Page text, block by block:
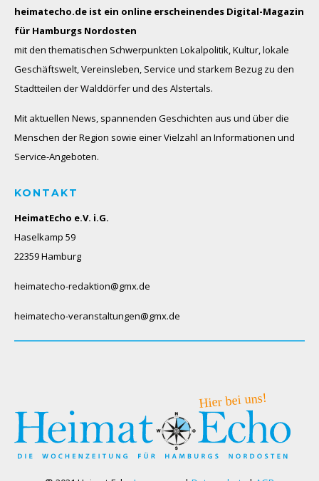
heimatecho.de ist ein online erscheinendes Digital-Magazin
für Hamburgs Nordosten
mit den thematischen Schwerpunkten Lokalpolitik, Kultur, lokale
Geschäftswelt, Vereinsleben, Service und starkem Bezug zu den
Stadtteilen der Walddörfer und des Alstertals.
Mit aktuellen News, spannenden Geschichten aus und über die
Menschen der Region sowie einer Vielzahl an Informationen und
Service-Angeboten.
KONTAKT
HeimatEcho e.V. i.G.
Haselkamp 59
22359 Hamburg
heimatecho-redaktion@gmx.de
heimatecho-veranstaltungen@gmx.de